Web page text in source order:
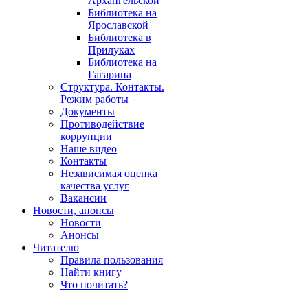
Библиотека на
Ярославской
Библиотека в
Прилуках
Библиотека на
Гагарина
Структура. Контакты.
Режим работы
Документы
Противодействие
коррупции
Наше видео
Контакты
Независимая оценка
качества услуг
Вакансии
Новости, анонсы
Новости
Анонсы
Читателю
Правила пользования
Найти книгу
Что почитать?